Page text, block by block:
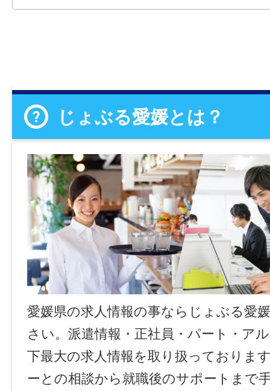
じょぶる愛媛とは？
愛媛県の求人情報の事ならじょぶる愛
さい。派遣情報・正社員・パート・ア
下最大の求人情報を取り扱っておりま
ーとの相談から就職後のサポートまで